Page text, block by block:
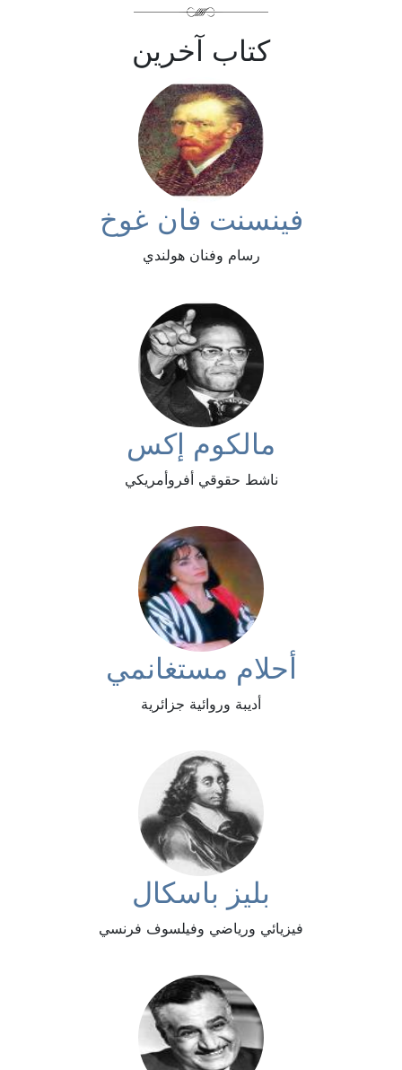
كتاب آخرين
فينسنت فان غوخ
رسام وفنان هولندي
مالكوم إكس
ناشط حقوقي أفروأمريكي
أحلام مستغانمي
أديبة وروائية جزائرية
بليز باسكال
فيزيائي ورياضي وفيلسوف فرنسي